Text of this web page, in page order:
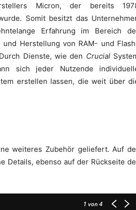
Micron, der bereits
Somit besitzt das
Erfahrung im Bereich
und Herstellung von RAM- und
Dienste, wie den Crucial
sich jeder Nutzende
erstellen lassen, die weit über
weiteres Zubehör geliefert. Auf
Details, ebenso auf der Rückseite
1 von 4